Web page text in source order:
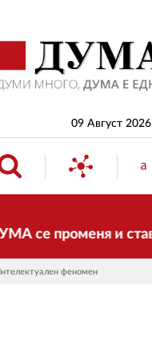
09 Август 2026
и става
феномен
БЪЛГАРИЯ
ИКОНОМИКА
ИЗБОРИ
СВЯТ